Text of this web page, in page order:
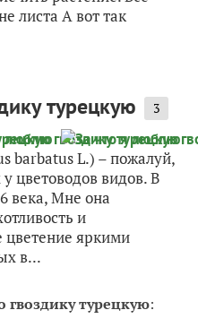
листа А вот так
турецкую 3
barbatus L.) – пожалуй,
цветоводов видов. В
века, Мне она
и
цветение яркими
в...
гвоздику турецкую: